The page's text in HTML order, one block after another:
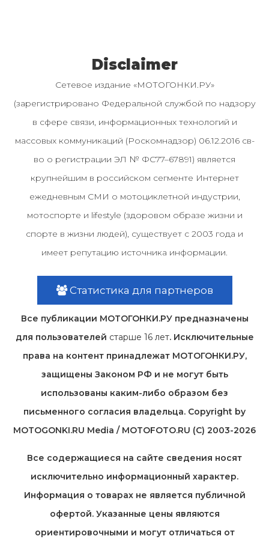
Disclaimer
Сетевое издание «МОТОГОНКИ.РУ»
(зарегистрировано Федеральной службой по надзору
в сфере связи, информационных технологий и
массовых коммуникаций (Роскомнадзор) 06.12.2016 св-
во о регистрации ЭЛ № ФС77–67891) является
крупнейшим в российском сегменте Интернет
ежедневным СМИ о мотоциклетной индустрии,
мотоспорте и lifestyle (здоровом образе жизни и
спорте в жизни людей), существует с 2003 года и
имеет репутацию источника информации.
Статистика для партнеров
Все публикации МОТОГОНКИ.РУ предназначены
для пользователей старше 16 лет. Исключительные
права на контент принадлежат МОТОГОНКИ.РУ,
защищены Законом РФ и не могут быть
использованы каким-либо образом без
письменного согласия владельца. Copyright by
MOTOGONKI.RU Media / MOTOFOTO.RU (C) 2003-2026
Все содержащиеся на cайте сведения носят
исключительно информационный характер.
Информация о товарах не является публичной
офертой. Указанные цены являются
ориентировочными и могут отличаться от